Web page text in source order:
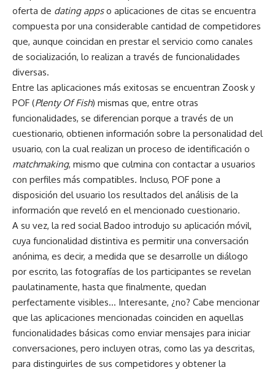
oferta de dating appso aplicaciones de citas se encuentra
compuesta por una considerable cantidad de competidores
que, aunque coincidan en prestar el servicio como canales
de socialización, lo realizan a través de funcionalidades
diversas.
Entre las aplicaciones más exitosas se encuentran Zoosk y
POF (Plenty Of Fish) mismas que, entre otras
funcionalidades, se diferencian porque a través de un
cuestionario, obtienen información sobre la personalidad del
usuario, con la cual realizan un proceso de identificación o
matchmaking, mismo que culmina con contactar a usuarios
con perfiles más compatibles. Incluso, POF pone a
disposición del usuario los resultados del análisis de la
información que reveló en el mencionado cuestionario.
A su vez, la red social Badoo introdujo su aplicación móvil,
cuya funcionalidad distintiva es permitir una conversación
anónima, es decir, a medida que se desarrolle un diálogo
por escrito, las fotografías de los participantes se revelan
paulatinamente, hasta que finalmente, quedan
perfectamente visibles… Interesante, ¿no? Cabe mencionar
que las aplicaciones mencionadas coinciden en aquellas
funcionalidades básicas como enviar mensajes para iniciar
conversaciones, pero incluyen otras, como las ya descritas,
para distinguirles de sus competidores y obtener la